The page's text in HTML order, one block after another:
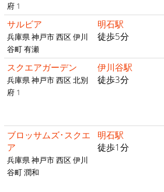
府 1
サルビア
兵庫県 神戸市 西区 伊川
谷町 有瀬
明石駅
徒歩5分
スクエアガーデン
兵庫県 神戸市 西区 北別
府 1
伊川谷駅
徒歩3分
ブロッサムズ･スクエ
ア
兵庫県 神戸市 西区 伊川
谷町 潤和
明石駅
徒歩1分